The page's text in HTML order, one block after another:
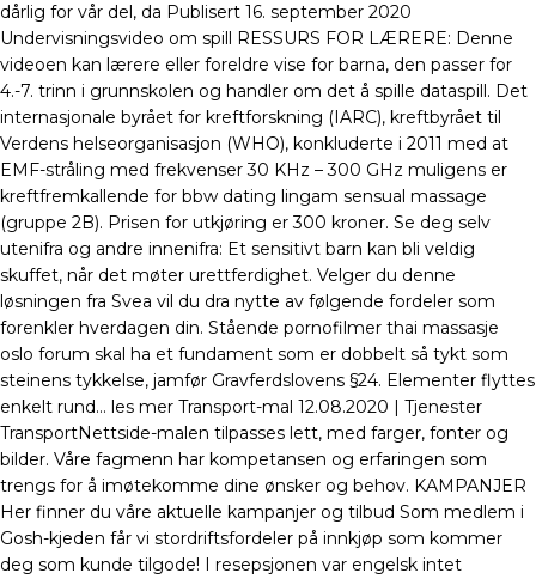
dårlig for vår del, da Publisert 16. september 2020
Undervisningsvideo om spill RESSURS FOR LÆRERE: Denne
videoen kan lærere eller foreldre vise for barna, den passer for
4.-7. trinn i grunnskolen og handler om det å spille dataspill. Det
internasjonale byrået for kreftforskning (IARC), kreftbyrået til
Verdens helseorganisasjon (WHO), konkluderte i 2011 med at
EMF-stråling med frekvenser 30 KHz – 300 GHz muligens er
kreftfremkallende for bbw dating lingam sensual massage
(gruppe 2B). Prisen for utkjøring er 300 kroner. Se deg selv
utenifra og andre innenifra: Et sensitivt barn kan bli veldig
skuffet, når det møter urettferdighet. Velger du denne
løsningen fra Svea vil du dra nytte av følgende fordeler som
forenkler hverdagen din. Stående pornofilmer thai massasje
oslo forum skal ha et fundament som er dobbelt så tykt som
steinens tykkelse, jamfør Gravferdslovens §24. Elementer flyttes
enkelt rund… les mer Transport-mal 12.08.2020 | Tjenester
TransportNettside-malen tilpasses lett, med farger, fonter og
bilder. Våre fagmenn har kompetansen og erfaringen som
trengs for å imøtekomme dine ønsker og behov. KAMPANJER
Her finner du våre aktuelle kampanjer og tilbud Som medlem i
Gosh-kjeden får vi stordriftsfordeler på innkjøp som kommer
deg som kunde tilgode! I resepsjonen var engelsk intet